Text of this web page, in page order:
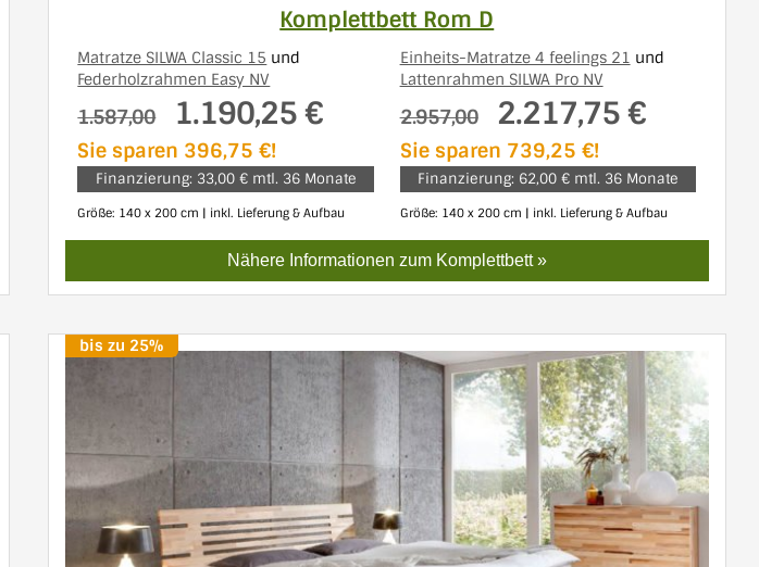
Komplettbett Rom D
Matratze SILWA Classic 15 und
Federholzrahmen Easy NV
1.587,00 1.190,25 €
Sie sparen 396,75 €!
Finanzierung: 33,00 € mtl. 36 Monate
Größe: 140 x 200 cm | inkl. Lieferung & Aufbau
Einheits-Matratze 4 feelings 21 und
Lattenrahmen SILWA Pro NV
2.957,00 2.217,75 €
Sie sparen 739,25 €!
Finanzierung: 62,00 € mtl. 36 Monate
Größe: 140 x 200 cm | inkl. Lieferung & Aufbau
Nähere Informationen zum Komplettbett »
bis zu 25%